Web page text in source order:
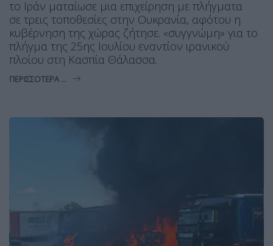
το Ιράν ματαίωσε μια επιχείρηση με πλήγματα
σε τρεις τοποθεσίες στην Ουκρανία, αφότου η
κυβέρνηση της χώρας ζήτησε. «συγγνώμη» για το
πλήγμα της 25ης Ιουλίου εναντίον ιρανικού
πλοίου στη Κασπία Θάλασσα.
ΠΕΡΙΣΣΌΤΕΡΑ ...